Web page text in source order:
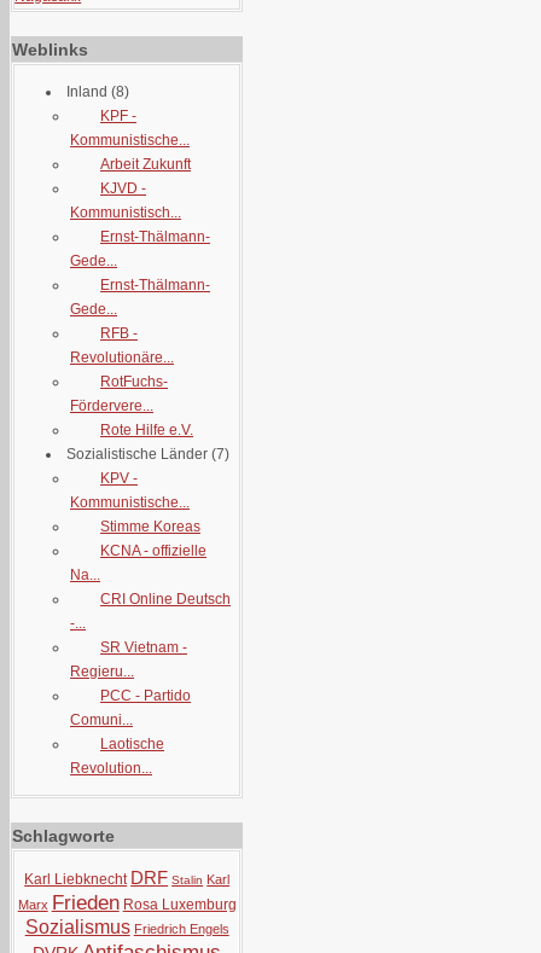
Weblinks
Inland (8)
KPF -
Kommunistische...
Arbeit Zukunft
KJVD -
Kommunistisch...
Ernst-Thälmann-
Gede...
Ernst-Thälmann-
Gede...
RFB -
Revolutionäre...
RotFuchs-
Fördervere...
Rote Hilfe e.V.
Sozialistische Länder (7)
KPV -
Kommunistische...
Stimme Koreas
KCNA - offizielle
Na...
CRI Online Deutsch
-...
SR Vietnam -
Regieru...
PCC - Partido
Comuni...
Laotische
Revolution...
Schlagworte
Karl Liebknecht DRF Stalin Karl
Marx Frieden Rosa Luxemburg
Sozialismus Friedrich Engels